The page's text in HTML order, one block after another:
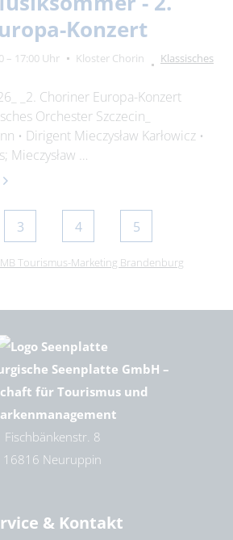
Konzert
– 17:00 Uhr Kloster Chorin
Klassisches
_2. Choriner Europa-Konzert
Orchester Szczecin_
• Dirigent Mieczysław Karłowicz •
Mieczysław …
3 4
5
Tourismus-Marketing Brandenburg
Seenplatte GmbH –
für Tourismus und
Fischbänkenstr. 8
16816 Neuruppin
& Kontakt